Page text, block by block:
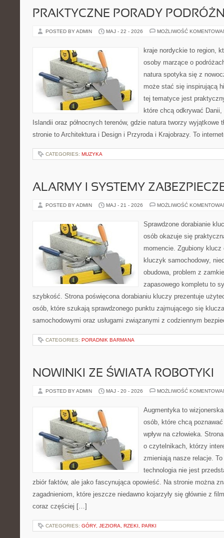
PRAKTYCZNE PORADY
POSTED BY ADMIN MAJ - 22 - 2026 MOŻLIWOŚĆ
kraje nordyckie to region,
osoby marzące o
natura spotyka się z
może stać się inspirującą
tej tematyce jest
które chcą odkrywać
Islandii oraz północnych terenów, gdzie natura tworzy wyjątkowe
stronie to Architektura i Design i Przyroda i Krajobrazy. To
CATEGORIES: MUZYKA
ALARMY I SYSTEMY
POSTED BY ADMIN MAJ - 21 - 2026 MOŻLIWOŚĆ
Sprawdzone dorabianie
osób okazuje się
momencie. Zgubiony
kluczyk samochodowy,
obudowa, problem z
zapasowego kompletu to
szybkość. Strona poświęcona dorabianiu kluczy prezentuje
osób, które szukają sprawdzonego punktu zajmującego się
samochodowymi oraz usługami związanymi z codziennym
CATEGORIES: PORADNIK BARMANA
NOWINKI ZE ŚWIATA ROBOTYKI
POSTED BY ADMIN MAJ - 20 - 2026 MOŻLIWOŚĆ
Augmentyka to
osób, które chcą
wpływ na człowieka.
o czytelnikach, którzy
zmieniają nasze relacje.
technologia nie jest
zbiór faktów, ale jako fascynująca opowieść. Na stronie można
zagadnieniom, które jeszcze niedawno kojarzyły się głównie z
coraz częściej […]
CATEGORIES: GÓRY, JEZIORA, RZEKI, PARKI